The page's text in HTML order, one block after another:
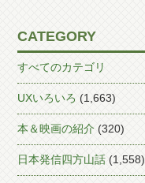
CATEGORY
すべてのカテゴリ
UXいろいろ (1,663)
本＆映画の紹介 (320)
日本発信四方山話 (1,558)